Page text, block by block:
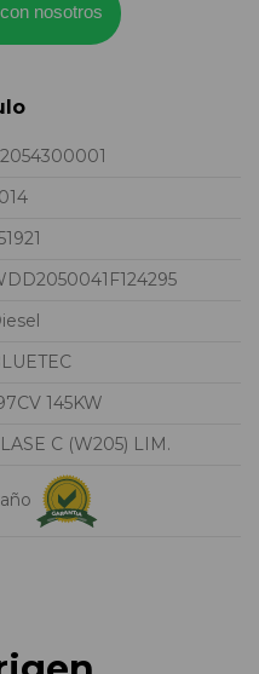
nosotros
145KW
C (W205) LIM.